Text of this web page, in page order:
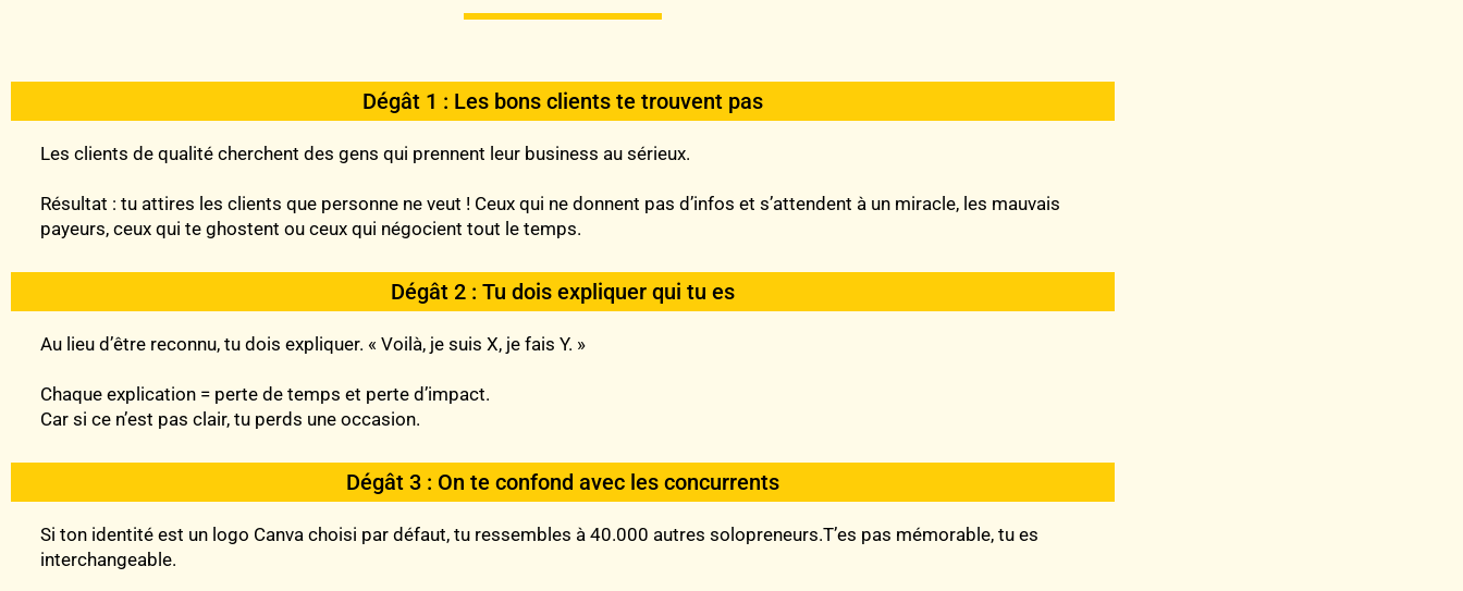
Dégât 1 : Les bons clients te trouvent pas
Les clients de qualité cherchent des gens qui prennent leur business au sérieux.
Résultat : tu attires les clients que personne ne veut ! Ceux qui ne donnent pas d’infos et s’attendent à un miracle, les mauvais
payeurs, ceux qui te ghostent ou ceux qui négocient tout le temps.
Dégât 2 : Tu dois expliquer qui tu es
Au lieu d’être reconnu, tu dois expliquer. « Voilà, je suis X, je fais Y. »
Chaque explication = perte de temps et perte d’impact.
Car si ce n’est pas clair, tu perds une occasion.
Dégât 3 : On te confond avec les concurrents
Si ton identité est un logo Canva choisi par défaut, tu ressembles à 40.000 autres solopreneurs.T’es pas mémorable, tu es
interchangeable.